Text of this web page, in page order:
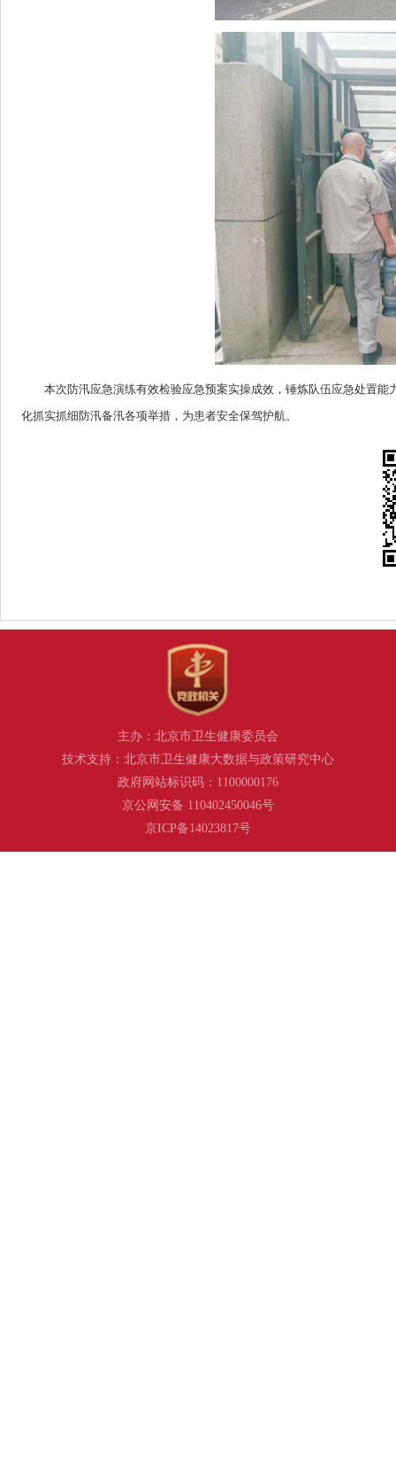
本次防汛应急演练有效检验应急预案实操成效，锤炼队伍应急处置
化抓实抓细防汛备汛各项举措，为患者安全保驾护航。
主办：北京市卫生健康委员会
技术支持：北京市卫生健康大数据与政策研究中心
政府网站标识码：1100000176
京公网安备 110402450046号
京ICP备14023817号